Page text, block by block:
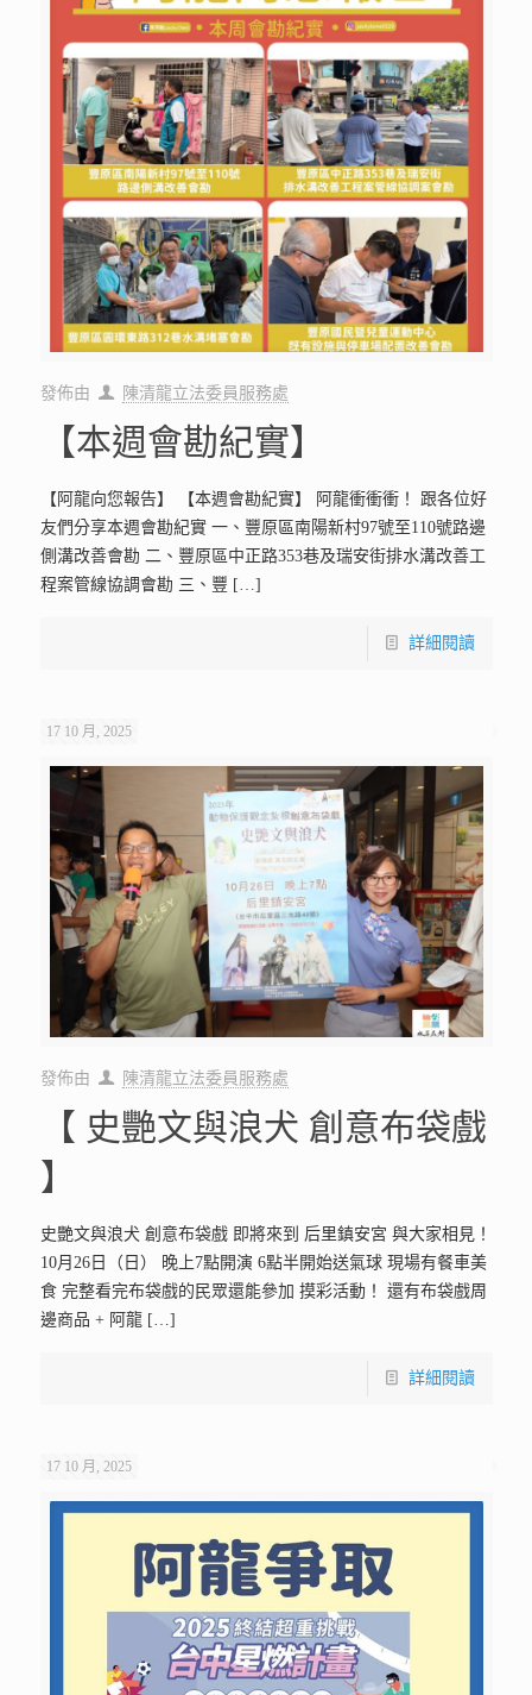
發佈由 陳清龍立法委員服務處
【本週會勘紀實】
【阿龍向您報告】 【本週會勘紀實】 阿龍衝衝衝！ 跟各位好
友們分享本週會勘紀實 一、豐原區南陽新村97號至110號路邊
側溝改善會勘 二、豐原區中正路353巷及瑞安街排水溝改善工
程案管線協調會勘 三、豐 […]
詳細閱讀
17 10 月, 2025
發佈由 陳清龍立法委員服務處
【 史艷文與浪犬 創意布袋戲
】
史艷文與浪犬 創意布袋戲 即將來到 后里鎮安宮 與大家相見！
10月26日（日） 晚上7點開演 6點半開始送氣球 現場有餐車美
食 完整看完布袋戲的民眾還能參加 摸彩活動！ 還有布袋戲周
邊商品 + 阿龍 […]
詳細閱讀
17 10 月, 2025